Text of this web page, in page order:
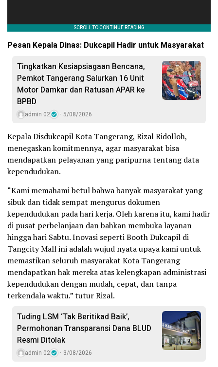
Pesan Kepala Dinas: Dukcapil Hadir untuk Masyarakat
Tingkatkan Kesiapsiagaan Bencana,
Pemkot Tangerang Salurkan 16 Unit
Motor Damkar dan Ratusan APAR ke
BPBD
admin 02 5/08/2026
Kepala Disdukcapil Kota Tangerang, Rizal Ridolloh,
menegaskan komitmennya, agar masyarakat bisa
mendapatkan pelayanan yang paripurna tentang data
kependudukan.
“Kami memahami betul bahwa banyak masyarakat yang
sibuk dan tidak sempat mengurus dokumen
kependudukan pada hari kerja. Oleh karena itu, kami hadir
di pusat perbelanjaan dan bahkan membuka layanan
hingga hari Sabtu. Inovasi seperti Booth Dukcapil di
Tangcity Mall ini adalah wujud nyata upaya kami untuk
memastikan seluruh masyarakat Kota Tangerang
mendapatkan hak mereka atas kelengkapan administrasi
kependudukan dengan mudah, cepat, dan tanpa
terkendala waktu.” tutur Rizal.
Tuding LSM ‘Tak Beritikad Baik’,
Permohonan Transparansi Dana BLUD
Resmi Ditolak
admin 02 3/08/2026